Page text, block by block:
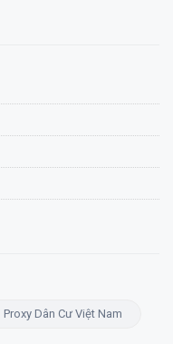
Proxy Dân Cư Việt Nam